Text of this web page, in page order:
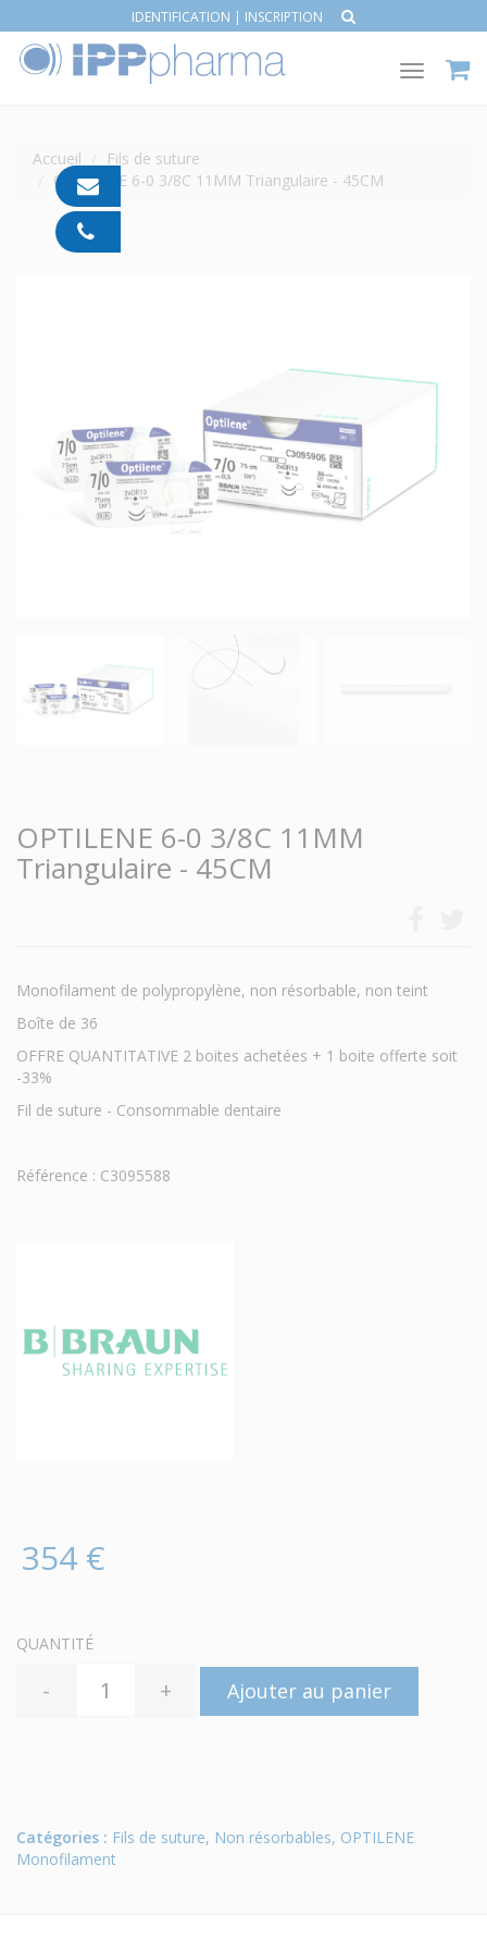
IDENTIFICATION | INSCRIPTION
Toggle
Accueil
Fils de suture
OPTILENE 6-0 3/8C 11MM Triangulaire - 45CM
OPTILENE 6-0 3/8C 11MM
Triangulaire - 45CM
Monofilament de polypropylène, non résorbable, non teint
Boîte de 36
OFFRE QUANTITATIVE 2 boites achetées + 1 boite offerte soit
-33%
Fil de suture - Consommable dentaire
Référence : C3095588
354 €
QUANTITÉ
- + Ajouter au panier
Catégories : Fils de suture, Non résorbables, OPTILENE
Monofilament
contact@ipp-
pharma.com
91